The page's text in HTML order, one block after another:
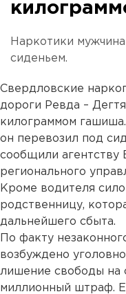
Наркотики
сиденьем.
Свердловские
дороги Ревда –
килограммом
он перевозил под
сообщили
регионального
Кроме водителя
родственницу,
дальнейшего сбыта.
По факту
возбуждено
лишение свободы на
миллионный штраф.